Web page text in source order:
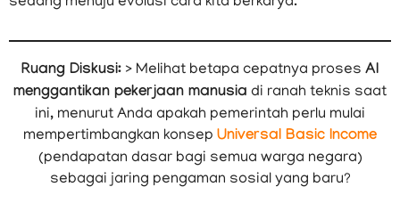
Ruang Diskusi: > Melihat betapa cepatnya proses AI
menggantikan pekerjaan manusia di ranah teknis saat
ini, menurut Anda apakah pemerintah perlu mulai
mempertimbangkan konsep Universal Basic Income
(pendapatan dasar bagi semua warga negara)
sebagai jaring pengaman sosial yang baru?